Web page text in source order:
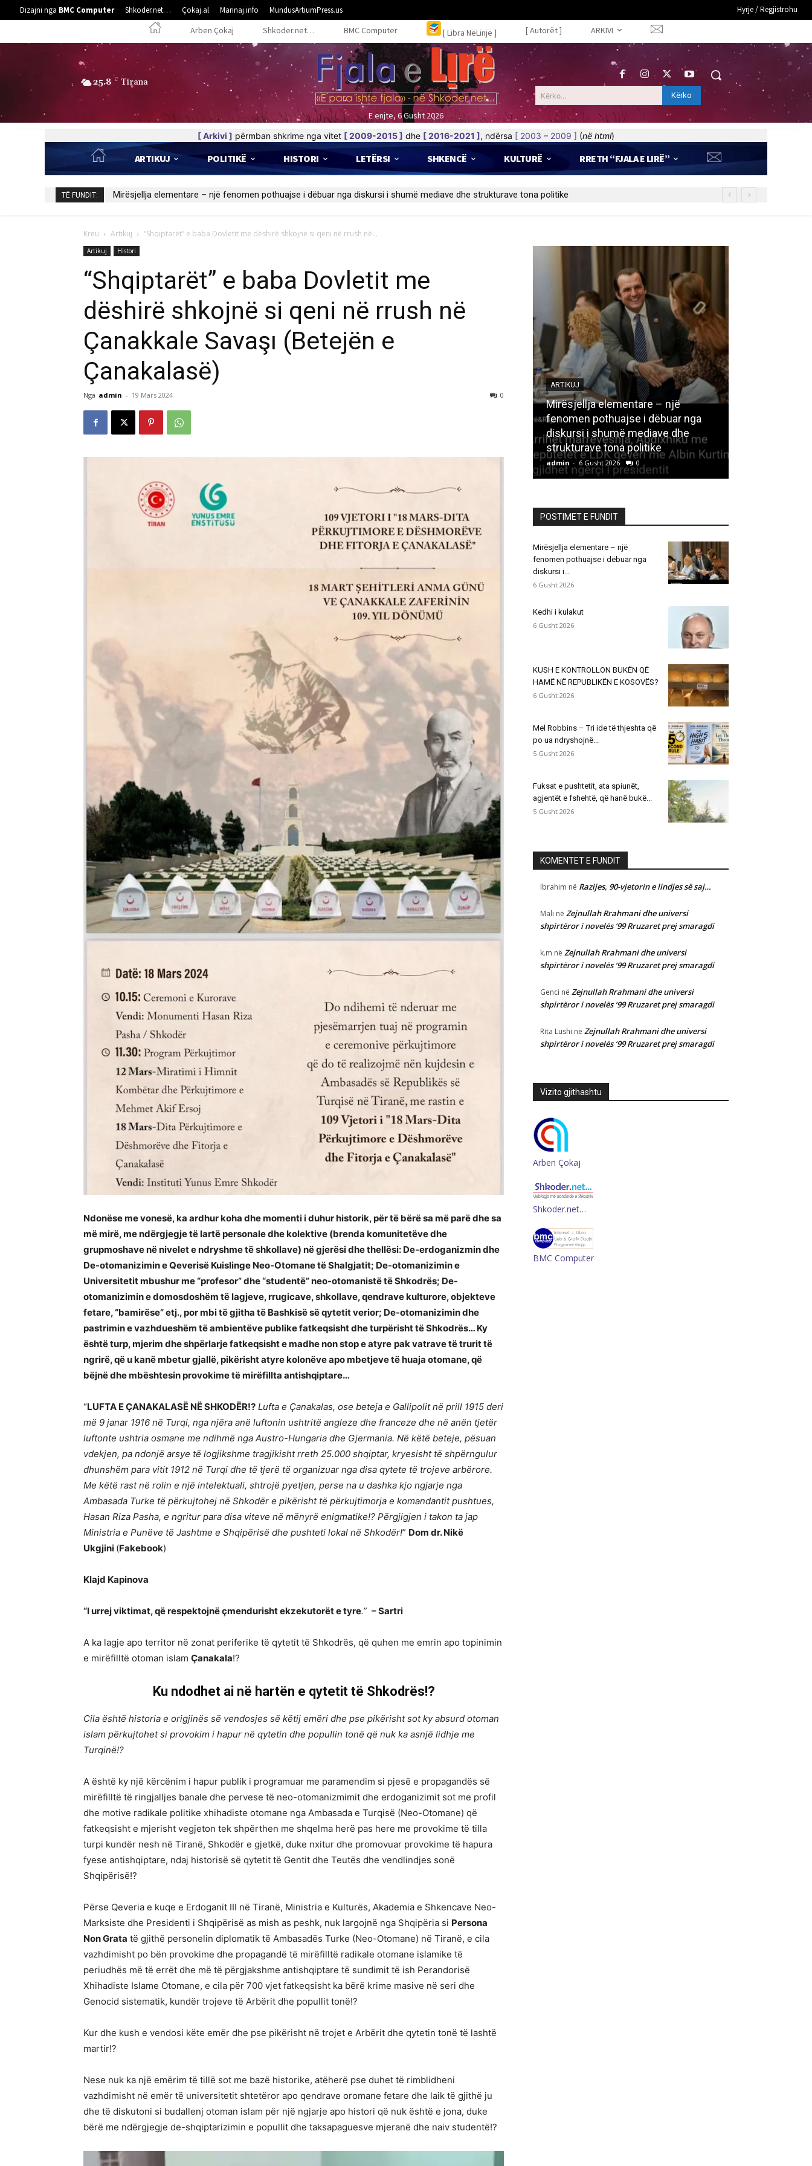
Dizajni nga BMC Computer Shkoder.net… Çokaj.al Marinaj.info MundusArtiumPress.us Hyrje / Regjistrohu
Arben Çokaj Shkoder.net… BMC Computer [ Libra NëLinjë ] [ Autorët ] ARKIVI
25.8 C Tirana
E enjte, 6 Gusht 2026
Kërko... Kërko
[ Arkivi ] përmban shkrime nga vitet [ 2009-2015 ] dhe [ 2016-2021 ], ndërsa [ 2003 – 2009 ] (në html)
ARTIKUJ POLITIKË HISTORI LETËRSI SHKENCË KULTURË RRETH “FJALA E LIRË”
TË FUNDIT: Kedhi i kulakut
Kreu Artikuj “Shqiptarët” e baba Dovletit me dëshirë shkojnë si qeni në rrush në...
Artikuj Histori
“Shqiptarët” e baba Dovletit me
dëshirë shkojnë si qeni në rrush në
Çanakkale Savaşı (Betejën e
Çanakalasë)
Nga admin - 19 Mars 2024 0
Ndonëse me vonesë, ka ardhur koha dhe momenti i duhur historik, për të bërë sa më parë dhe sa
më mirë, me ndërgjegje të lartë personale dhe kolektive (brenda komunitetëve dhe
grupmoshave në nivelet e ndryshme të shkollave) në gjerësi dhe thellësi: De-erdoganizmin dhe
De-otomanizimin e Qeverisë Kuislinge Neo-Otomane tëShalgjatit; De-otomanizimin e
Universitetit mbushur me “profesor” dhe “studentë”neo-otomanistëtëShkodrës; De-
otomanizimin e domosdoshëm tëlagjeve, rrugicave, shkollave, qendrave kulturore, objekteve
fetare, “bamirëse” etj., por mbi të gjitha të Bashkisësëqytetit verior; De-otomanizimin dhe
pastrimin e vazhdueshëm tëambientëve publike fatkeqsisht dhe turpërishttëShkodrës… Ky
ështëturp, mjerim dhe shpërlarje fatkeqsisht e madhe non stop e atyre pak vatrave tëtrurit të
ngrirë,qëu kanëmbetur gjallë, pikërisht atyre kolonëve apo mbetjeve të huaja otomane, që
bëjnë dhe mbështesin provokime të mirëfillta antishqiptare…
“LUFTA E ÇANAKALASË NË SHKODËR!? Lufta e Çanakalas, ose beteja e Gallipolit në prill 1915 deri
më 9 janar 1916 në Turqi, nga njëra anë luftonin ushtritë angleze dhe franceze dhe në anën tjetër
luftonte ushtria osmane me ndihmë nga Austro-Hungaria dhe Gjermania. Në këtë beteje, pësuan
vdekjen, pa ndonjë arsye të logjikshme tragjikisht rreth 25.000 shqiptar, kryesisht të shpërngulur
dhunshëm para vitit 1912 në Turqi dhe të tjerë të organizuar nga disa qytete të trojeve arbërore.
Me këtë rast në rolin e një intelektuali, shtrojë pyetjen, perse na u dashka kjo ngjarje nga
Ambasada Turke të përkujtohej në Shkodër e pikërisht të përkujtimorja e komandantit pushtues,
Hasan Riza Pasha, e ngritur para disa viteve në mënyrë enigmatike!? Përgjigjen i takon ta jap
Ministria e Punëve të Jashtme e Shqipërisë dhe pushteti lokal në Shkodër!” Dom dr. Nikë
Ukgjini (Fakebook)
Klajd Kapinova
“I urrej viktimat, që respektojnë çmendurisht ekzekutorët e tyre.” – Sartri
A ka lagje apo territor në zonat periferike të qytetit të Shkodrës, që quhen me emrin apo topinimin
e mirëfilltë otoman islam Çanakala!?
Ku ndodhet ai në hartën e qytetit të Shkodrës!?
Cila është historia e origjinës së vendosjes së këtij emëri dhe pse pikërisht sot ky absurd otoman
islam përkujtohet si provokim i hapur në qytetin dhe popullin tonë që nuk ka asnjë lidhje me
Turqinë!?
A është ky një kërcënim i hapur publik i programuar me paramendim si pjesë e propagandës së
mirëfilltë të ringjalljes banale dhe pervese të neo-otomanizmimit dhe erdoganizimit sot me profil
dhe motive radikale politike xhihadiste otomane nga Ambasada e Turqisë (Neo-Otomane) që
fatkeqsisht e mjerisht vegjeton tek shpërthen me shqelma herë pas here me provokime të tilla
turpi kundër nesh në Tiranë, Shkodër e gjetkë, duke nxitur dhe promovuar provokime të hapura
fyese antishqiptare, ndaj historisë së qytetit të Gentit dhe Teutës dhe vendlindjes sonë
Shqipërisë!?
Përse Qeveria e kuqe e Erdoganit III në Tiranë, Ministria e Kulturës, Akademia e Shkencave Neo-
Marksiste dhe Presidenti i Shqipërisë as mish as peshk, nuk largojnë nga Shqipëria si Persona
Non Grata të gjithë personelin diplomatik të Ambasadës Turke (Neo-Otomane) në Tiranë, e cila
vazhdimisht po bën provokime dhe propagandë të mirëfilltë radikale otomane islamike të
periudhës më të errët dhe më të përgjakshme antishqiptare të sundimit të ish Perandorisë
Xhihadiste Islame Otomane, e cila për 700 vjet fatkeqsisht ka bërë krime masive në seri dhe
Genocid sistematik, kundër trojeve të Arbërit dhe popullit tonë!?
Kur dhe kush e vendosi këte emër dhe pse pikërisht në trojet e Arbërit dhe qytetin tonë të lashtë
martir!?
Nese nuk ka një emërim të tillë sot me bazë historike, atëherë pse duhet të rimblidheni
vazhdimisht në emër të universitetit shtetëror apo qendrave oromane fetare dhe laik të gjithë ju
dhe të diskutoni si budallenj otoman islam për një ngjarje apo histori që nuk është e jona, duke
bërë me ndërgjegje de-shqiptarizimin e popullit dhe taksapaguesve mjeranë dhe naiv studentë!?
ARTIKUJ
Mirësjellja elementare – një
fenomen pothuajse i dëbuar nga
diskursi i shumë mediave dhe
strukturave tona politike
admin - 6 Gusht 2026 0
POSTIMET E FUNDIT
Mirësjellja elementare – një
fenomen pothuajse i dëbuar nga
diskursi i...
6 Gusht 2026
Kedhi i kulakut
6 Gusht 2026
KUSH E KONTROLLON BUKËN QË
HAMË NË REPUBLIKËN E KOSOVËS?
6 Gusht 2026
Mel Robbins – Tri ide të thjeshta që
po ua ndryshojnë...
5 Gusht 2026
Fuksat e pushtetit, ata spiunët,
agjentët e fshehtë, që hanë bukë...
5 Gusht 2026
KOMENTET E FUNDIT
Ibrahim në Razijes, 90-vjetorin e lindjes së saj…
Mali në Zejnullah Rrahmani dhe universi
shpirtëror i novelës ‘99 Rruzaret prej smaragdi
k.m në Zejnullah Rrahmani dhe universi
shpirtëror i novelës ‘99 Rruzaret prej smaragdi
Genci në Zejnullah Rrahmani dhe universi
shpirtëror i novelës ‘99 Rruzaret prej smaragdi
Rita Lushi në Zejnullah Rrahmani dhe universi
shpirtëror i novelës ‘99 Rruzaret prej smaragdi
Vizito gjithashtu
Arben Çokaj
Shkoder.net…
BMC Computer